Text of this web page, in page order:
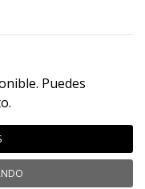
Puedes